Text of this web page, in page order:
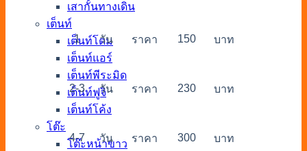
เสากั้นทางเดิน
เต็นท์
เต็นท์โดม
เต็นท์แอร์
เต็นท์พีระมิด
เต็นท์ฟูจิ
เต็นท์โค้ง
โต๊ะ
โต๊ะหน้าขาว
1 วัน ราคา 150 บาท
2-3 วัน ราคา 230 บาท
4-7 วัน ราคา 300 บาท